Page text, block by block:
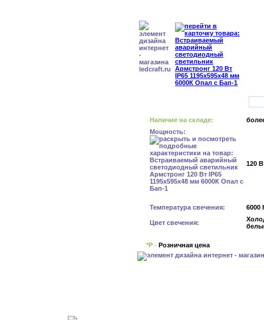
Наличие на складе:
Мощность:
120
Температура свечения: 6000
Цвет свечения:
*Р - Розничная цена